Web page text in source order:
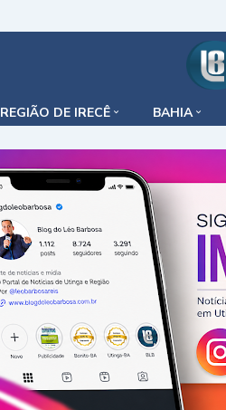
REGIÃO DE IRECÊ BAHIA